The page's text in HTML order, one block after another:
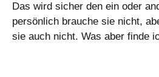
Das wird sicher den ein oder
persönlich brauche sie nicht,
sie auch nicht. Was aber finde